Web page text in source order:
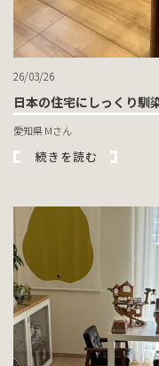
26/03/26
日本の住宅にしっくり馴
愛知県 Mさん
続きを読む